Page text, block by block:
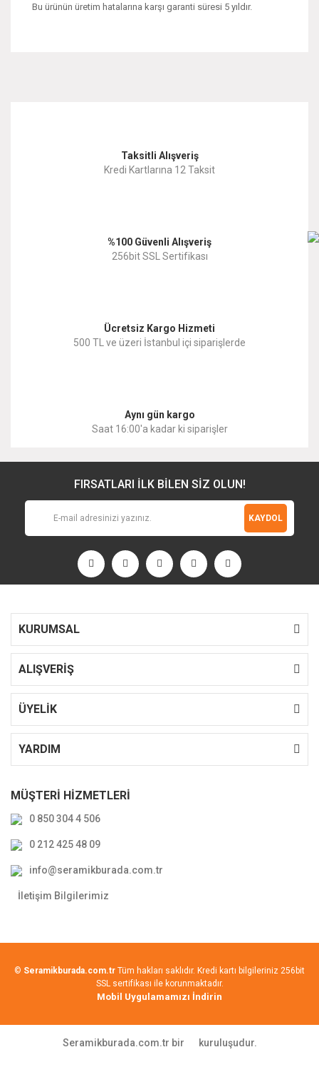
Bu ürünün üretim hatalarına karşı garanti süresi 5 yıldır.
Ürün resmi kalitesiz, bozuk veya görüntülenemiyor.
Ürün fiyatı diğer sitelerden daha pahalı.
Taksitli Alışveriş
Kredi Kartlarına 12 Taksit
%100 Güvenli Alışveriş
256bit SSL Sertifikası
Ücretsiz Kargo Hizmeti
500 TL ve üzeri İstanbul içi siparişlerde
Aynı gün kargo
Saat 16:00'a kadar ki siparişler
FIRSATLARI İLK BİLEN SİZ OLUN!
KAYDOL
KURUMSAL
ALIŞVERİŞ
ÜYELİK
YARDIM
MÜŞTERİ HİZMETLERİ
0 850 304 4 506
0 212 425 48 09
info@seramikburada.com.tr
İletişim Bilgilerimiz
© Seramikburada.com.tr Tüm hakları saklıdır. Kredi kartı bilgileriniz 256bit
SSL sertifikası ile korunmaktadır.
Mobil Uygulamamızı İndirin
Seramikburada.com.tr bir kuruluşudur.